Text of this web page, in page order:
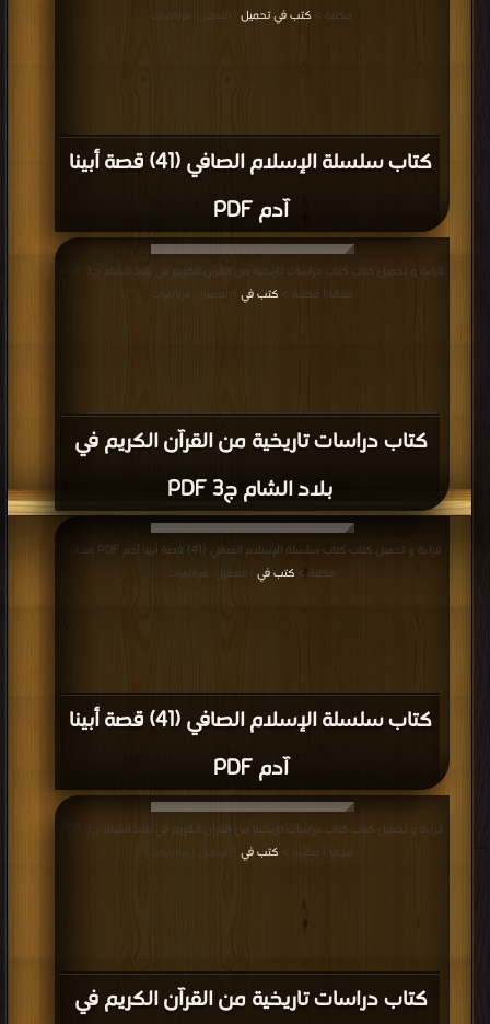
كتاب سلسلة الإسلام الصافي (41) قصة أبينا
آدم PDF
مكتبة > كتب في تحميل | التحميل : مرة/مرات
كتاب دراسات تاريخية من القرآن الكريم في
بلاد الشام ج3 PDF
مجانا | مكتبة >كتب في | التحميل : مرة/مرات
كتاب سلسلة الإسلام الصافي (41) قصة أبينا
آدم PDF
قراءة و تحميل كتاب كتاب سلسلة الإسلام الصافي (41) قصة أبينا آدم PDF مجانا |
مكتبة > كتب في | التحميل : مرة/مرات
كتاب دراسات تاريخية من القرآن الكريم في
مجانا | مكتبة >كتب في | التحميل : مرة/مرات